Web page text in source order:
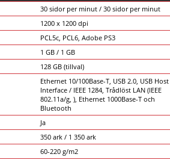
30 sidor per minut / 30 sidor per minut
1200 x 1200 dpi
PCL5c, PCL6, Adobe PS3
1 GB / 1 GB
128 GB (tillval)
Ethernet 10/100Base-T, USB 2.0, USB Host
Interface / IEEE 1284, Trådlöst LAN (IEEE
802.11a/g, ), Ethernet 1000Base-T och
Bluetooth
Ja
350 ark / 1 350 ark
60-220 g/m2